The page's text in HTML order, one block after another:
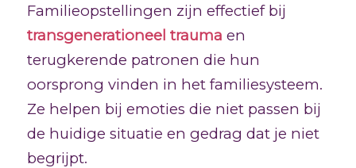
Familieopstellingen zijn effectief bij
transgenerationeel trauma en
terugkerende patronen die hun
oorsprong vinden in het familiesysteem.
Ze helpen bij emoties die niet passen bij
de huidige situatie en gedrag dat je niet
begrijpt.